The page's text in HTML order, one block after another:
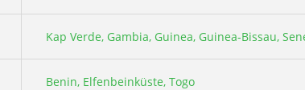
Kap Verde, Gambia, Guinea, Guinea-Bissau,
Benin, Elfenbeinküste, Togo